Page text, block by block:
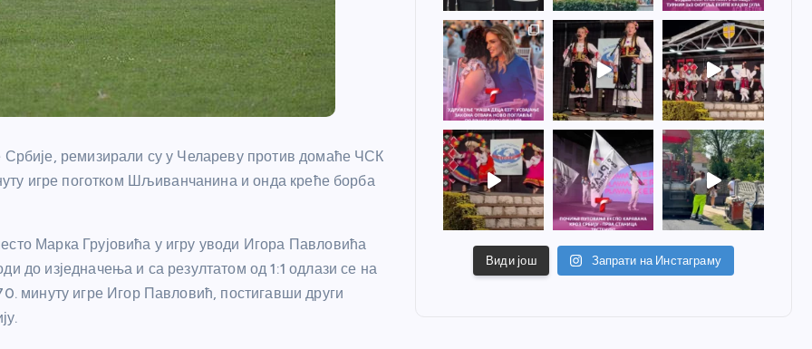
ремизирали су у Челареву против домаће ЧСК
игре поготком Шљиванчанина и онда креће борба
Марка Грујовића у игру уводи Игора Павловића
до изједначења и са резултатом од 1:1 одлази се на
минуту игре Игор Павловић, постигавши други
Види још Запрати на Инстаграму